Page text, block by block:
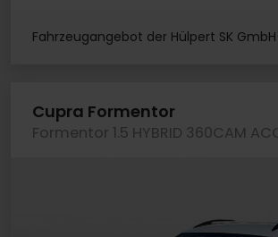
Fahrzeugangebot der Hülpert SK GmbH
Cupra Formentor